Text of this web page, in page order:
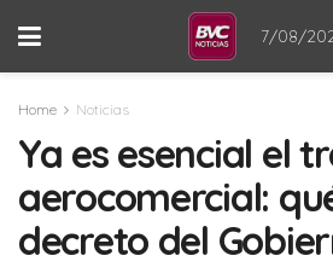
7/08/
Home Noticias
Ya es esencial el
aerocomercial:
decreto del